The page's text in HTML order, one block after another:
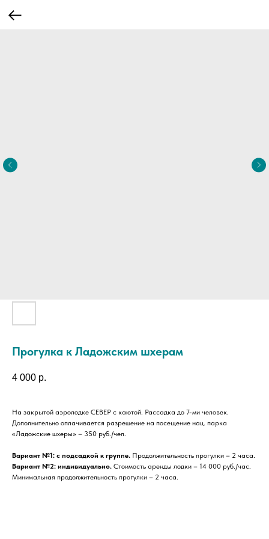
Прогулка к Ладожским шхерам
4 000 р.
На закрытой аэролодке СЕВЕР с каютой. Рассадка до 7-ми человек.
Дополнительно оплачивается разрешение на посещение нац. парка
«Ладожские шхеры» – 350 руб./чел.
Вариант №1: с подсадкой к группе. Продолжительность прогулки – 2 часа.
Вариант №2: индивидуально. Стоимость аренды лодки – 14 000 руб./час.
Минимальная продолжительность прогулки – 2 часа.